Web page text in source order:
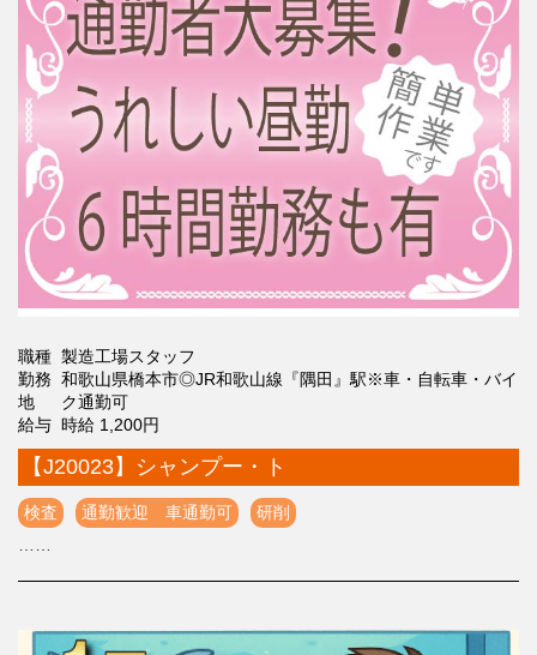
職種 製造工場スタッフ
勤務
地
和歌山県橋本市◎JR和歌山線『隅田』駅※車・自転車・バイ
ク通勤可
給与 時給 1,200円
【J20023】シャンプー・ト
検査 通勤歓迎 車通勤可
研削